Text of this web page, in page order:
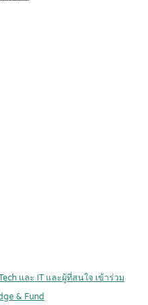
และ IT และผู้ที่สนใจ เข้าร่วม
& Fund